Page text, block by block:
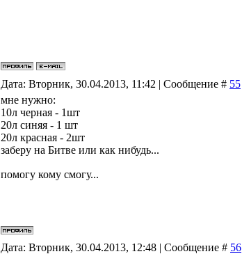
Дата: Вторник, 30.04.2013, 11:42 | Сообщение # 55
мне нужно:
10л черная - 1шт
20л синяя - 1 шт
20л красная - 2шт
заберу на Битве или как нибудь...
помогу кому смогу...
Дата: Вторник, 30.04.2013, 12:48 | Сообщение # 56